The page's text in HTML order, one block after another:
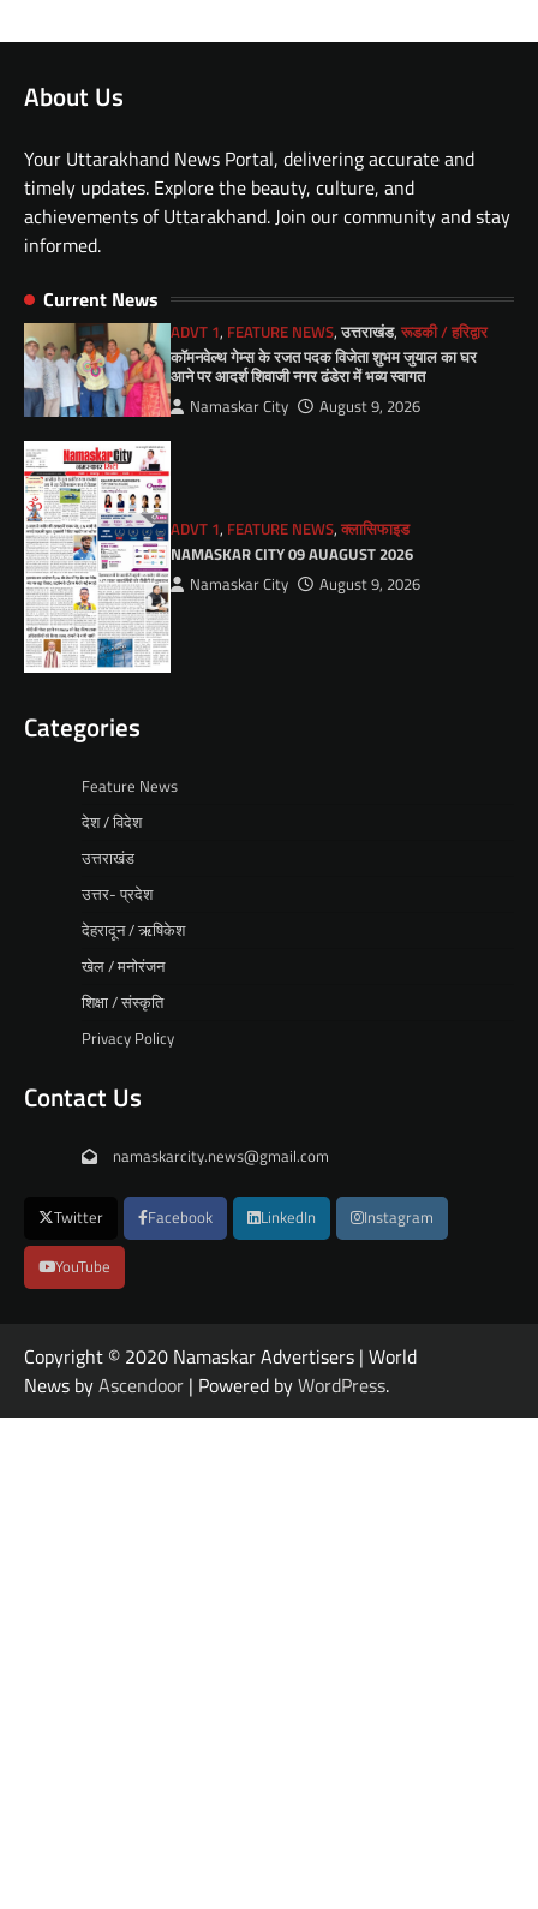
About Us
Your Uttarakhand News Portal, delivering accurate and
timely updates. Explore the beauty, culture, and
achievements of Uttarakhand. Join our community and stay
informed.
Current News
ADVT 1, FEATURE NEWS,उत्तराखंड,रूडकी / हरिद्वार
कॉमनवेल्थ गेम्स के रजत पदक विजेता शुभम जुयाल का घर
आने पर आदर्श शिवाजी नगर ढंडेरा में भव्य स्वागत
Namaskar City August 9, 2026
ADVT 1, FEATURE NEWS,क्लासिफाइड
NAMASKAR CITY 09 AUAGUST 2026
Namaskar City August 9, 2026
Categories
Feature News
देश / विदेश
उत्तराखंड
उत्तर- प्रदेश
देहरादून / ऋषिकेश
खेल / मनोरंजन
शिक्षा / संस्कृति
Privacy Policy
Contact Us
namaskarcity.news@gmail.com
Twitter Facebook LinkedIn Instagram
YouTube
Copyright © 2020 Namaskar Advertisers | World
News byAscendoor | Powered byWordPress.